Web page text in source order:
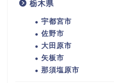
栃木県
宇都宮市
佐野市
大田原市
矢板市
那須塩原市